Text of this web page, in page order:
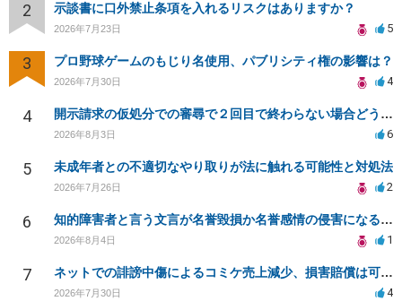
2 示談書に口外禁止条項を入れるリスクはありますか？
2026年7月23日 5
3 プロ野球ゲームのもじり名使用、パブリシティ権の影響は？
2026年7月30日 4
4 開示請求の仮処分での審尋で２回目で終わらない場合どうしたらいいですか
2026年8月3日 6
5 未成年者との不適切なやり取りが法に触れる可能性と対処法
2026年7月26日 2
6 知的障害者と言う文言が名誉毀損か名誉感情の侵害になるか教えてほしい。
2026年8月4日 1
7 ネットでの誹謗中傷によるコミケ売上減少、損害賠償は可能か？
2026年7月30日 4